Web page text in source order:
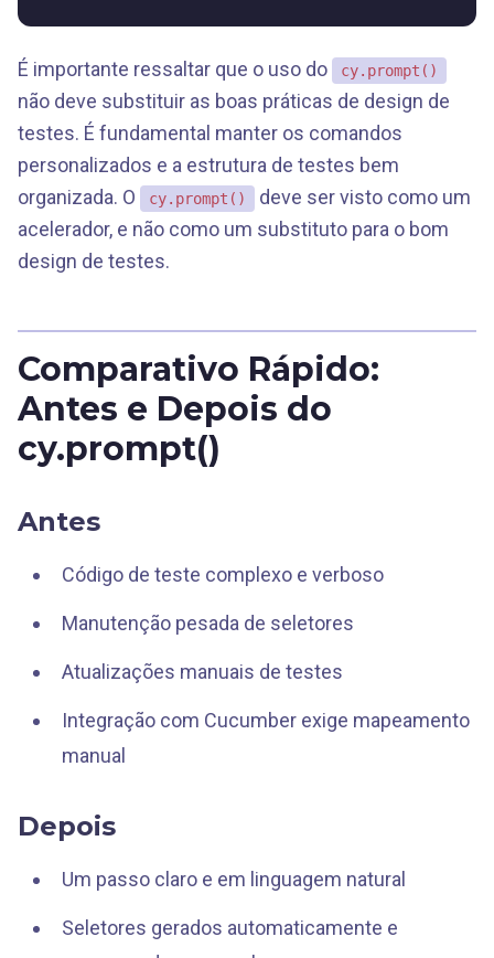
É importante ressaltar que o uso do cy.prompt()
não deve substituir as boas práticas de design de
testes. É fundamental manter os comandos
personalizados e a estrutura de testes bem
organizada. O
cy.prompt()
deve ser visto como um
acelerador, e não como um substituto para o bom
design de testes.
Comparativo Rápido:
Antes e Depois do
cy.prompt()
Antes
Código de teste complexo e verboso
Manutenção pesada de seletores
Atualizações manuais de testes
Integração com Cucumber exige mapeamento
manual
Depois
Um passo claro e em linguagem natural
Seletores gerados automaticamente e